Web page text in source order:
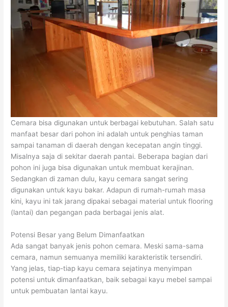
Cemara bisa digunakan untuk berbagai kebutuhan. Salah satu
manfaat besar dari pohon ini adalah untuk penghias taman
sampai tanaman di daerah dengan kecepatan angin tinggi.
Misalnya saja di sekitar daerah pantai. Beberapa bagian dari
pohon ini juga bisa digunakan untuk membuat kerajinan.
Sedangkan di zaman dulu, kayu cemara sangat sering
digunakan untuk kayu bakar. Adapun di rumah-rumah masa
kini, kayu ini tak jarang dipakai sebagai material untuk flooring
(lantai) dan pegangan pada berbagai jenis alat.
Potensi Besar yang Belum Dimanfaatkan
Ada sangat banyak jenis pohon cemara. Meski sama-sama
cemara, namun semuanya memiliki karakteristik tersendiri.
Yang jelas, tiap-tiap kayu cemara sejatinya menyimpan
potensi untuk dimanfaatkan, baik sebagai kayu mebel sampai
untuk pembuatan lantai kayu.